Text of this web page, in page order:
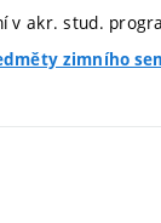
v akr. stud.
zimního